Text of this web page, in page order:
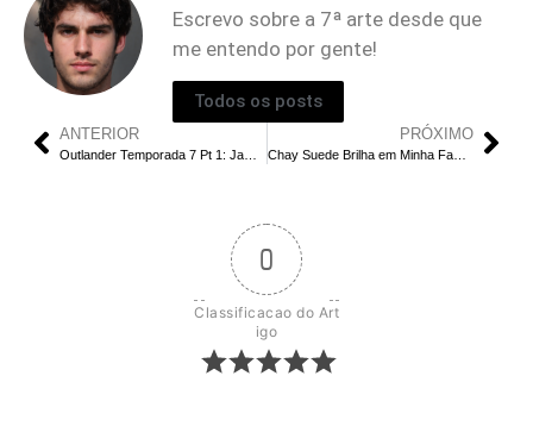
Escrevo sobre a 7ª arte desde que
me entendo por gente!
Todos os posts
ANTERIOR PRÓXIMO
Chay Suede Brilha em Minha Fama de Mau: 5 Motivos para Assistir à Cinebiografia na Netflix
0
Classificacao do Art
igo